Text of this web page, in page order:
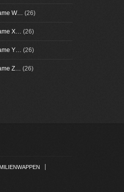
W… (26)
X… (26)
Y… (26)
Z… (26)